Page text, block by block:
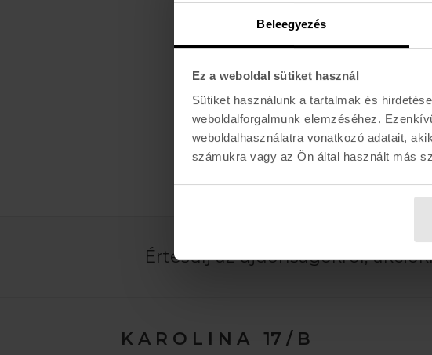
Beleegyezés
Ez a weboldal sütiket használ
Sütiket használunk a tartalmak és
weboldalforgalmunk elemzéséhez.
weboldalhasználatra vonatkozó adatait,
számukra vagy az Ön által használt más
Értesülj az újdonságokról,
K A R O L I N A 17 / B